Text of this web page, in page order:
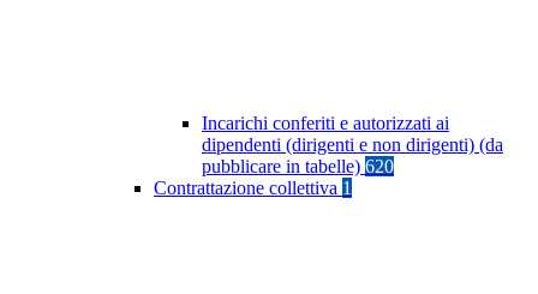
Incarichi conferiti e autorizzati ai
dipendenti (dirigenti e non dirigenti) (da
pubblicare in tabelle) 620
Contrattazione collettiva 1